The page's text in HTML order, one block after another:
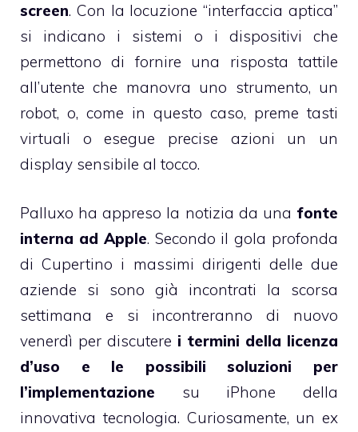
screen. Con la locuzione “interfaccia aptica”
si indicano i sistemi o i dispositivi che
permettono di fornire una risposta tattile
all’utente che manovra uno strumento, un
robot, o, come in questo caso, preme tasti
virtuali o esegue precise azioni un un
display sensibile al tocco.
Palluxo ha appreso la notizia da una fonte
interna ad Apple. Secondo il gola profonda
di Cupertino i massimi dirigenti delle due
aziende si sono già incontrati la scorsa
settimana e si incontreranno di nuovo
venerdì per discutere i termini della licenza
d’uso e le possibili soluzioni per
l’implementazione su iPhone della
innovativa tecnologia. Curiosamente, un ex